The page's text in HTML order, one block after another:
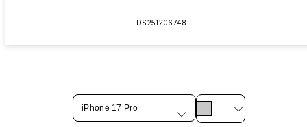
DS251206748
iPhone 17 Pro